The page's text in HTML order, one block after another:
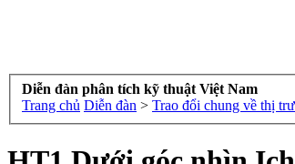
Diễn đàn phân tích kỹ thuật Việt Nam
Trang chủ Diễn đàn > Trao đổi chung về thị